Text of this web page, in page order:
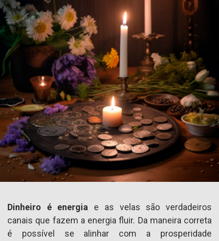
Dinheiro é energia e as velas são verdadeiros
canais que fazem a energia fluir. Da maneira correta
é possível se alinhar com a prosperidade